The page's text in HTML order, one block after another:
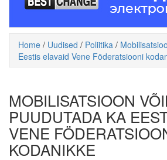
Home / Uudised / Poliitika /
Eestis elavaid Vene Föderatsiooni
MOBILISATSIOON
PUUDUTADA KA
VENE
KODANIKKE